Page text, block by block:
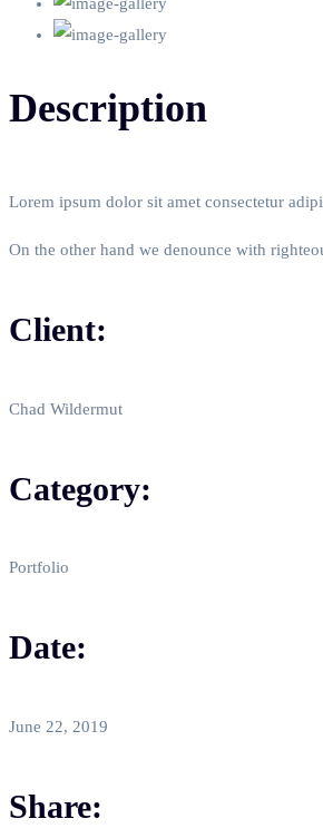
Description
Lorem ipsum dolor sit amet consectetur
On the other hand we denounce with
Client:
Chad Wildermut
Category:
Portfolio
Date:
June 22, 2019
Share: